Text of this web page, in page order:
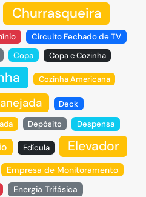
Churrasqueira
Circuito Fechado de TV
Copa Copa e Cozinha
Cozinha Americana
Deck
Depósito Despensa
Edícula Elevador
Empresa de Monitoramento
Energia Trifásica